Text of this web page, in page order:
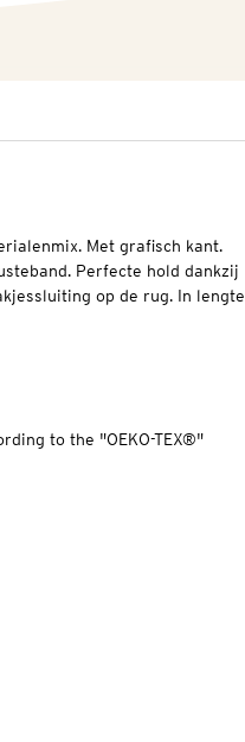
Met grafisch kant.
Perfecte hold dankzij
op de rug. In lengte
to the "OEKO-TEX®"